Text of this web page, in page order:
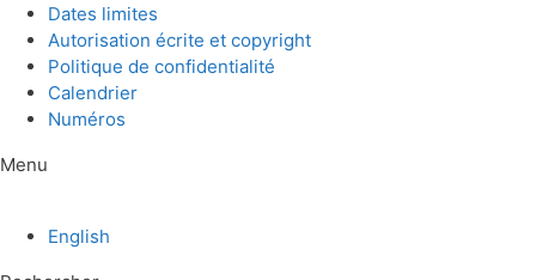
Dates limites
Autorisation écrite et copyright
Politique de confidentialité
Calendrier
Numéros
Menu
English